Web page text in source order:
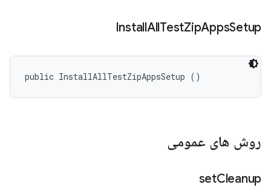
InstallAllTestZipAppsSetup
public InstallAllTestZipAppsSetup ()
روش های عمومی
setCleanup